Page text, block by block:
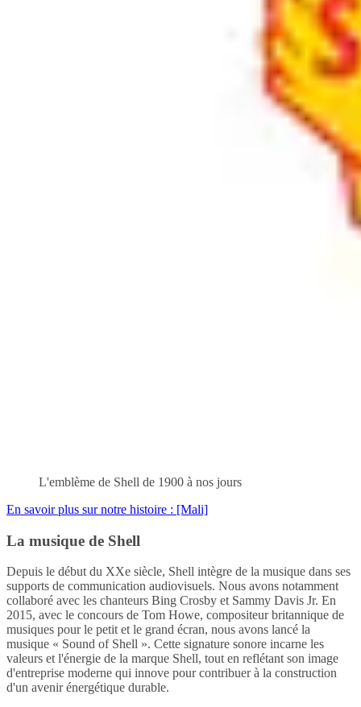
L'emblème de Shell de 1900 à nos jours
En savoir plus sur notre histoire : [Mali]
La musique de Shell
Depuis le début du XXe siècle, Shell intègre de la musique dans ses
supports de communication audiovisuels. Nous avons notamment
collaboré avec les chanteurs Bing Crosby et Sammy Davis Jr. En
2015, avec le concours de Tom Howe, compositeur britannique de
musiques pour le petit et le grand écran, nous avons lancé la
musique « Sound of Shell ». Cette signature sonore incarne les
valeurs et l'énergie de la marque Shell, tout en reflétant son image
d'entreprise moderne qui innove pour contribuer à la construction
d'un avenir énergétique durable.